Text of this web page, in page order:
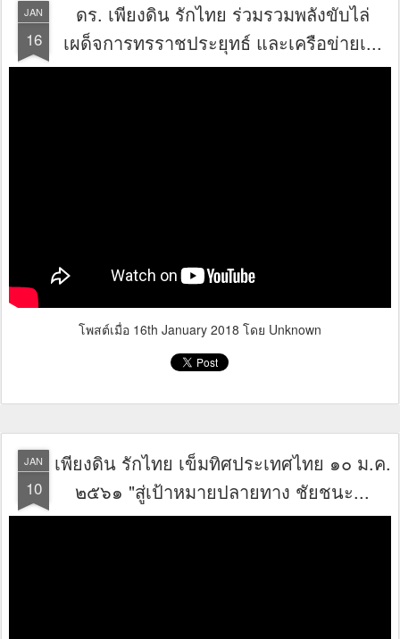
JAN
16
ดร. เพียงดิน รักไทย ร่วมรวมพลังขับไล่
เผด็จการทรราชประยุทธ์ และเครือข่ายเ...
โพสต์เมื่อ 16th January 2018 โดย Unknown
JAN
10
เพียงดิน รักไทย เข็มทิศประเทศไทย ๑๐ ม.ค.
๒๕๖๑ "สู่เป้าหมายปลายทาง ชัยชนะ...